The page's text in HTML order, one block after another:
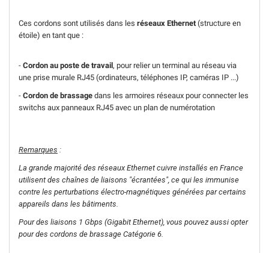
Ces cordons sont utilisés dans les réseaux Ethernet(structure en
étoile) en tant que :
- Cordon au poste de travail, pour relier un terminal au réseau via
une prise murale RJ45 (ordinateurs, téléphones IP, caméras IP ...)
- Cordon de brassage dans les armoires réseaux pour connecter les
switchs aux panneaux RJ45 avec un plan de numérotation
Remarques :
La grande majorité des réseaux Ethernet cuivre installés en France
utilisent des chaînes de liaisons "écrantées", ce qui les immunise
contre les perturbations électro-magnétiques générées par certains
appareils dans les bâtiments.
Pour des liaisons 1 Gbps (Gigabit Ethernet), vous pouvez aussi opter
pour des cordons de brassage Catégorie 6.